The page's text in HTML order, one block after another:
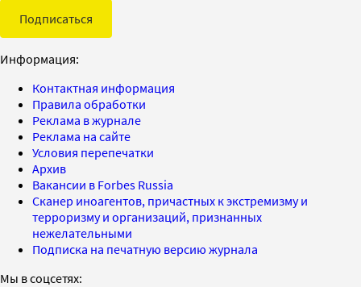
Подписаться
Информация:
Контактная информация
Правила обработки
Реклама в журнале
Реклама на сайте
Условия перепечатки
Архив
Вакансии в Forbes Russia
Сканер иноагентов, причастных к экстремизму и
терроризму и организаций, признанных
нежелательными
Подписка на печатную версию журнала
Мы в соцсетях: